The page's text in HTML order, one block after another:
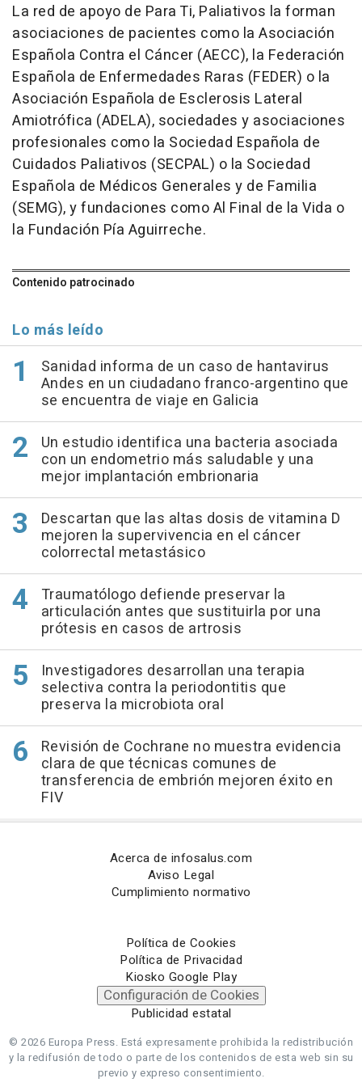
La red de apoyo de Para Ti, Paliativos la forman
asociaciones de pacientes como la Asociación
Española Contra el Cáncer (AECC), la Federación
Española de Enfermedades Raras (FEDER) o la
Asociación Española de Esclerosis Lateral
Amiotrófica (ADELA), sociedades y asociaciones
profesionales como la Sociedad Española de
Cuidados Paliativos (SECPAL) o la Sociedad
Española de Médicos Generales y de Familia
(SEMG), y fundaciones como Al Final de la Vida o
la Fundación Pía Aguirreche.
Contenido patrocinado
Lo más leído
Sanidad informa de un caso de hantavirus
Andes en un ciudadano franco-argentino que
se encuentra de viaje en Galicia
Un estudio identifica una bacteria asociada
con un endometrio más saludable y una
mejor implantación embrionaria
Descartan que las altas dosis de vitamina D
mejoren la supervivencia en el cáncer
colorrectal metastásico
Traumatólogo defiende preservar la
articulación antes que sustituirla por una
prótesis en casos de artrosis
Investigadores desarrollan una terapia
selectiva contra la periodontitis que
preserva la microbiota oral
Revisión de Cochrane no muestra evidencia
clara de que técnicas comunes de
transferencia de embrión mejoren éxito en
FIV
Acerca de infosalus.com
Aviso Legal
Cumplimiento normativo
Política de Cookies
Política de Privacidad
Kiosko Google Play
Configuración de Cookies
Publicidad estatal
© 2026 Europa Press. Está expresamente prohibida la redistribución
y la redifusión de todo o parte de los contenidos de esta web sin su
previo y expreso consentimiento.